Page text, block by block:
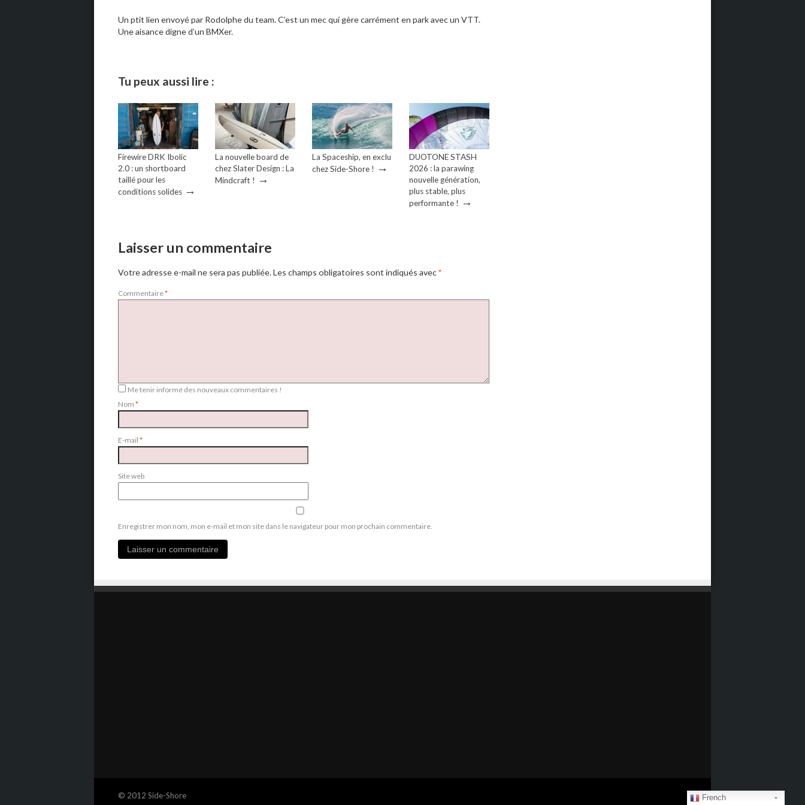
Un ptit lien envoyé par Rodolphe du team. C’est un mec qui gère carrément en park avec un VTT.
Une aisance digne d’un BMXer.
Tu peux aussi lire :
Firewire DRK Ibolic
2.0 : un shortboard
taillé pour les
conditions solides →
La nouvelle board de
chez Slater Design : La
Mindcraft ! →
La Spaceship, en exclu
chez Side-Shore ! →
DUOTONE STASH
2026 : la parawing
nouvelle génération,
plus stable, plus
performante ! →
Laisser un commentaire
Votre adresse e-mail ne sera pas publiée.Les champs obligatoires sont indiqués avec*
Commentaire*
Me tenir informé des nouveaux commentaires !
Nom *
E-mail *
Site web
Enregistrer mon nom, mon e-mail et mon site dans le navigateur pour mon prochain commentaire.
© 2012 Side-Shore French